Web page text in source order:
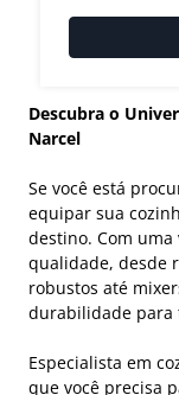
Descubra o
Narcel
Se você está
equipar sua
destino. Com
qualidade, desde
robustos até
durabilidade para
Especialista em
que você precisa